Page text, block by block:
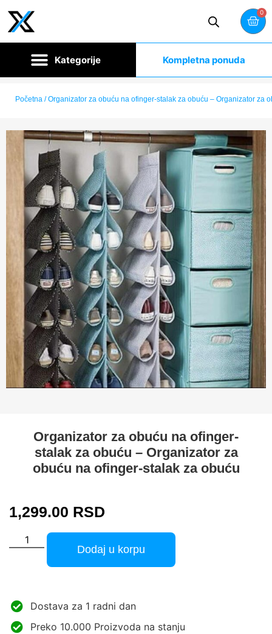
0
Kompletna ponuda
Početna / Organizator za obuću na ofinger-stalak za obuću – Organizator za
Organizator za obuću na ofinger-
stalak za obuću – Organizator za
obuću na ofinger-stalak za obuću
1,299.00 RSD
Dodaj u korpu
Dostava za 1 radni dan
Preko 10.000 Proizvoda na stanju